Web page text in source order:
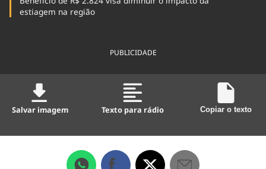
estiagem na região
PUBLICIDADE
Salvar imagem Texto para rádio Copiar o texto